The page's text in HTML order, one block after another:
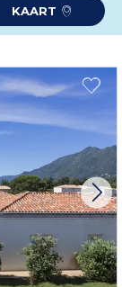
KAART